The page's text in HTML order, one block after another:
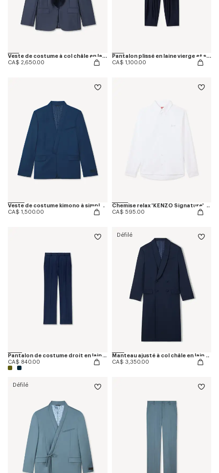
Veste de costume à col châle en laine vierge et soie
CA$ 2,650.00
Pantalon plissé en laine vierge et soie
CA$ 1,100.00
Veste de costume kimono à simple boutonnage en laine vierge
CA$ 1,500.00
Chemise relax 'KENZO Signature' en coton seersucker
CA$ 595.00
Pantalon de costume droit en laine vierge
CA$ 840.00
Défilé
Manteau ajusté à col châle en laine vierge
CA$ 3,350.00
Défilé